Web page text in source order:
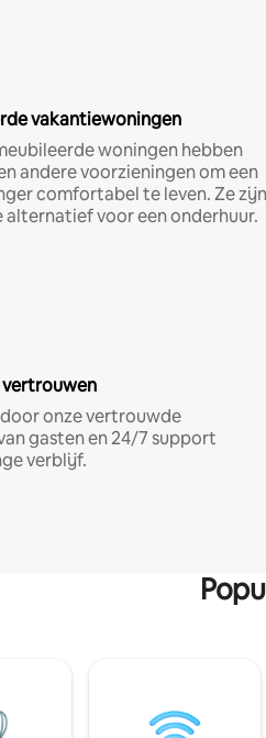
vakantiewoningen
woningen hebben
andere voorzieningen om een
comfortabel te leven. Ze zijn
voor een onderhuur.
onze vertrouwde
gasten en 24/7 support
verblijf.